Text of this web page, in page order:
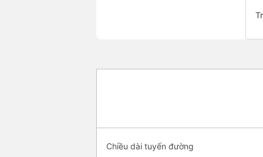
Chiều dài tuyến đường